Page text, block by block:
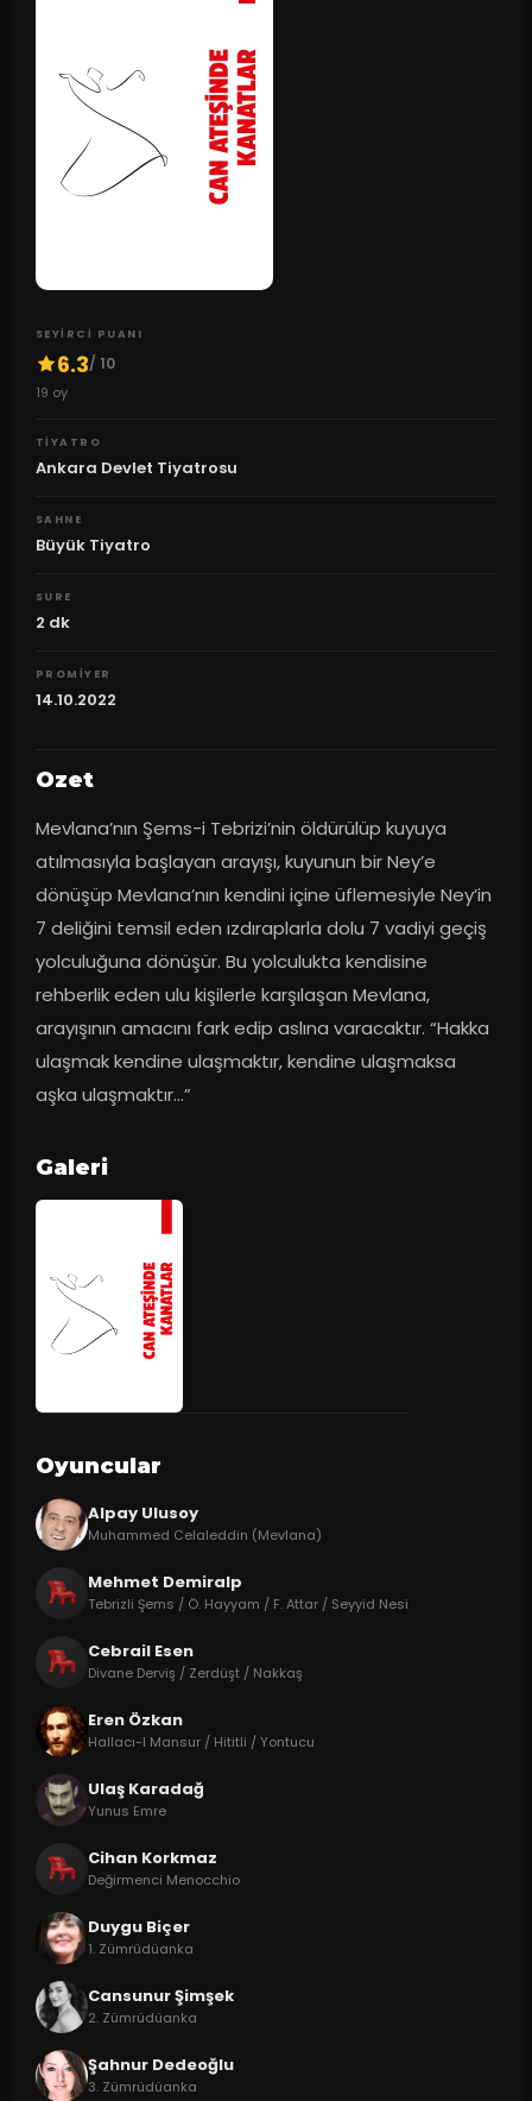
SEYIRCI PUANI
6.3/ 10
19 oy
TIYATRO
Ankara Devlet Tiyatrosu
SAHNE
Büyük Tiyatro
SURE
2 dk
PROMIYER
14.10.2022
Ozet
Mevlana’nın Şems-i Tebrizi’nin öldürülüp kuyuya
atılmasıyla başlayan arayışı, kuyunun bir Ney’e
dönüşüp Mevlana’nın kendini içine üflemesiyle Ney’in
7 deliğini temsil eden ızdıraplarla dolu 7 vadiyi geçiş
yolculuğuna dönüşür. Bu yolculukta kendisine
rehberlik eden ulu kişilerle karşılaşan Mevlana,
arayışının amacını fark edip aslına varacaktır. “Hakka
ulaşmak kendine ulaşmaktır, kendine ulaşmaksa
aşka ulaşmaktır…”
Galeri
Oyuncular
Alpay Ulusoy
Muhammed Celaleddin (Mevlana)
Mehmet Demiralp
Tebrizli Şems / Ö. Hayyam / F. Attar / Seyyid Nesi
Cebrail Esen
Divane Derviş / Zerdüşt / Nakkaş
Eren Özkan
Hallacı-I Mansur / Hititli / Yontucu
Ulaş Karadağ
Yunus Emre
Cihan Korkmaz
Değirmenci Menocchio
Duygu Biçer
1. Zümrüdüanka
Cansunur Şimşek
2. Zümrüdüanka
Şahnur Dedeoğlu
3. Zümrüdüanka